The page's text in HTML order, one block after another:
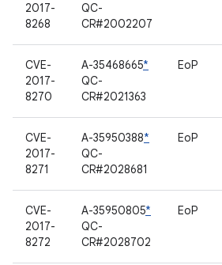
2017-
8268
QC-
CR#2002207
CVE-
2017-
8270
A-35468665*
QC-
CR#2021363
EoP
CVE-
2017-
8271
A-35950388*
QC-
CR#2028681
EoP
CVE-
2017-
8272
A-35950805*
QC-
CR#2028702
EoP